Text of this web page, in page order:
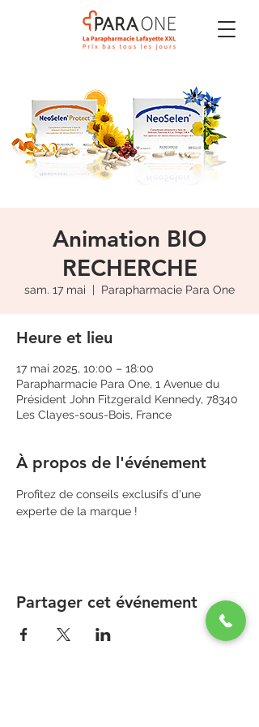
Animation BIO
RECHERCHE
sam. 17 mai
  |
Parapharmacie Para One
Heure et lieu
17 mai 2025, 10:00 – 18:00
Parapharmacie Para One, 1 Avenue du
Président John Fitzgerald Kennedy, 78340
Les Clayes-sous-Bois, France
À propos de l'événement
Profitez de conseils exclusifs d'une
experte de la marque !
Partager cet événement